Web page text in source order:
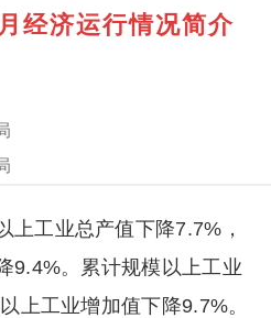
经济运行情况简介
上工业总产值下降7.7%，
9.4%。累计规模以上工业
上工业增加值下降9.7%。